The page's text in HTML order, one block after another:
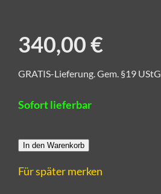
340,00 €
GRATIS-Lieferung. Gem. §19
Sofort lieferbar
In den Warenkorb
Für später merken
Alle Kunstwerke von CRELALA